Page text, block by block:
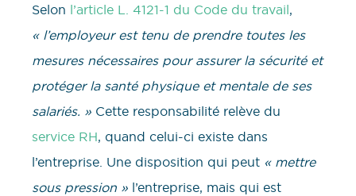
Selon l’article L. 4121-1 du Code du travail,
« l’employeur est tenu de prendre toutes les
mesures nécessaires pour assurer la sécurité et
protéger la santé physique et mentale de ses
salariés. » Cette responsabilité relève du
service RH, quand celui-ci existe dans
l’entreprise. Une disposition qui peut « mettre
sous pression » l’entreprise, mais qui est